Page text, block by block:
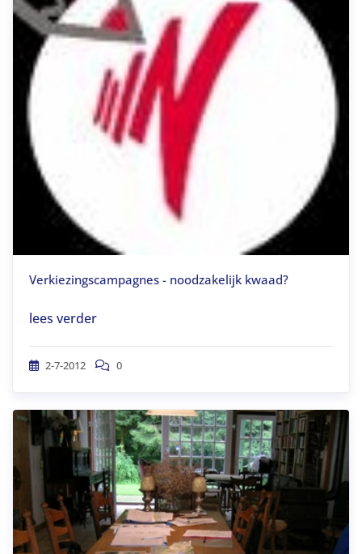
Verkiezingscampagnes - noodzakelijk kwaad?
lees verder
2-7-2012 0